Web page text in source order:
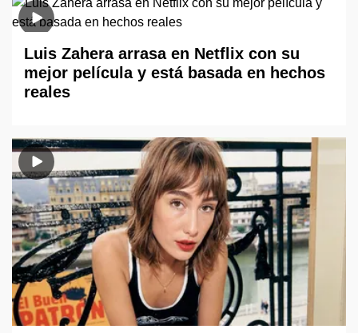
Luis Zahera arrasa en Netflix con su
mejor película y está basada en hechos
reales